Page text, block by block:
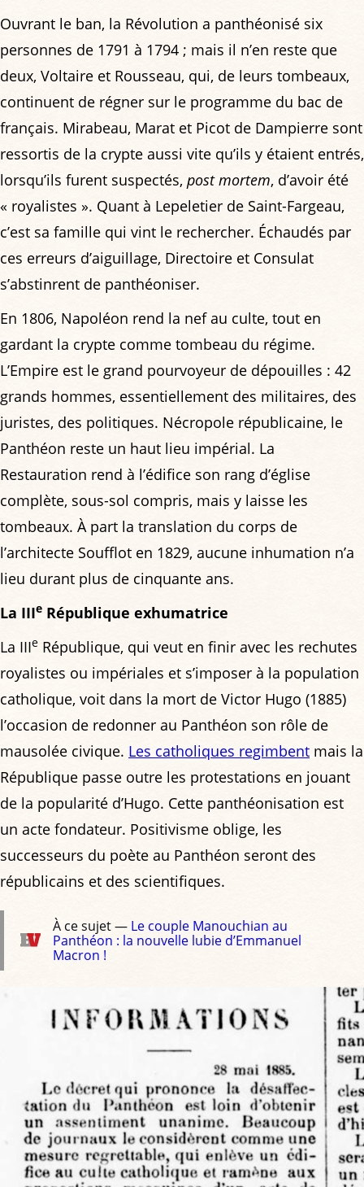
Ouvrant le ban, la Révolution a panthéonisé six
personnes de 1791 à 1794 ; mais il n’en reste que
deux, Voltaire et Rousseau, qui, de leurs tombeaux,
continuent de régner sur le programme du bac de
français. Mirabeau, Marat et Picot de Dampierre sont
ressortis de la crypte aussi vite qu’ils y étaient entrés,
lorsqu’ils furent suspectés, post mortem, d’avoir été
« royalistes ». Quant à Lepeletier de Saint-Fargeau,
c’est sa famille qui vint le rechercher. Échaudés par
ces erreurs d’aiguillage, Directoire et Consulat
s’abstinrent de panthéoniser.
En 1806, Napoléon rend la nef au culte, tout en
gardant la crypte comme tombeau du régime.
L’Empire est le grand pourvoyeur de dépouilles : 42
grands hommes, essentiellement des militaires, des
juristes, des politiques. Nécropole républicaine, le
Panthéon reste un haut lieu impérial. La
Restauration rend à l’édifice son rang d’église
complète, sous-sol compris, mais y laisse les
tombeaux. À part la translation du corps de
l’architecte Soufflot en 1829, aucune inhumation n’a
lieu durant plus de cinquante ans.
La IIIe République exhumatrice
La IIIe République, qui veut en finir avec les rechutes
royalistes ou impériales et s’imposer à la population
catholique, voit dans la mort de Victor Hugo (1885)
l’occasion de redonner au Panthéon son rôle de
mausolée civique. Les catholiques regimbent mais la
République passe outre les protestations en jouant
de la popularité d’Hugo. Cette panthéonisation est
un acte fondateur. Positivisme oblige, les
successeurs du poète au Panthéon seront des
républicains et des scientifiques.
À ce sujet — Le couple Manouchian au
Panthéon : la nouvelle lubie d’Emmanuel
Macron !